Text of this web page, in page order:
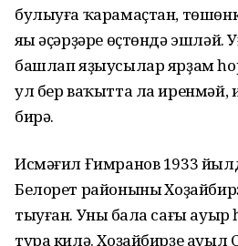
булыуға ҡарамаҫтан,
яңы әҫәрҙәре өҫтөндә
башлап яҙыусылар ярҙам
ул бер ваҡытта ла иренмәй,
бирә.
Исмәғил Ғимранов 1933
Белорет районының
тыуған. Уның бала сағы
тура килә. Хоҙайбирҙе ауыл